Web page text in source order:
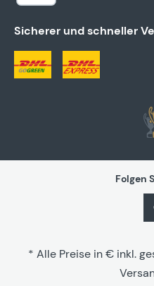
Sicherer und schneller
Folgen
* Alle Preise in € inkl.